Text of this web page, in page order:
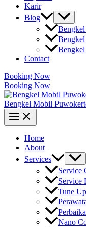
Karir
Blog
Contact
Booking Now
Booking Now
Bengkel Mobil
Home
About
Services
Service
Service
Tune
Nano